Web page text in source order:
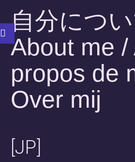
自分につ
About me /
propos de
Over mij
[JP]